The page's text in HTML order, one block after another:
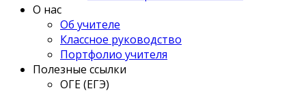
О нас
Об учителе
Классное руководство
Портфолио учителя
Полезные ссылки
ОГЕ (ЕГЭ)